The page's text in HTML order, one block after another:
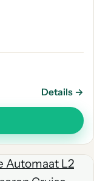
Details →